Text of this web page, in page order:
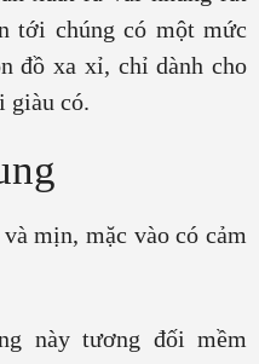
tới chúng có một mức
đồ xa xỉ, chỉ dành cho
giàu có.
mịn, mặc vào có cảm
này tương đối mềm